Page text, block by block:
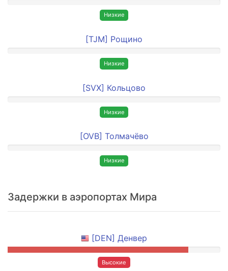
Низкие
[TJM] Рощино
Низкие
[SVX] Кольцово
Низкие
[OVB] Толмачёво
Низкие
Задержки в аэропортах Мира
[DEN] Денвер
Высокие